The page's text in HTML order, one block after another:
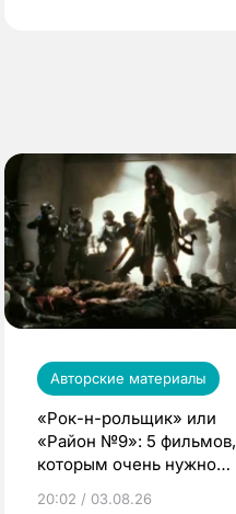
Авторские материалы
«Рок-н-рольщик» или
«Район №9»: 5 фильмов,
которым очень нужно
20:02 / 03.08.26